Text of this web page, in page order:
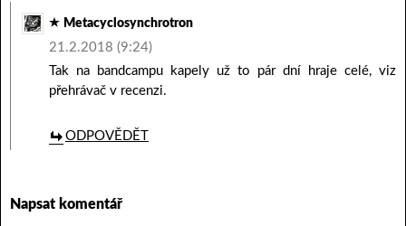
Metacyclosynchrotron
21.2.2018 (9:24)
Tak na bandcampu kapely už to pár dní hraje celé, viz
přehrávač v recenzi.
ODPOVĚDĚT
Napsat komentář